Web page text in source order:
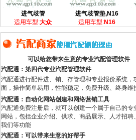
进气歧管
适用车型:大众
进气歧管垫,N16
适用车型:N16
可以给您带来生意的专业汽配管理软件
汽配通：第四代专业汽配管理软件
汽配通进行配件进、销、存管理和专业报价系统，
面，操作简单易用，性能稳定，免费升级、终身维
汽配通：自动化网站创建和网络营销工具
汽配通免费注册后，就可以创建一个属于自己的专
网站，包括企业介绍、供求、商品展示、人才招聘
我们等功能
汽配通：可以带来生意的好帮手